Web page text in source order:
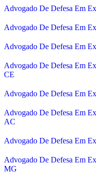
Advogado De Defesa Em
Advogado De Defesa Em
Advogado De Defesa Em
Advogado De Defesa Em
CE
Advogado De Defesa Em
Advogado De Defesa Em
AC
Advogado De Defesa Em
Advogado De Defesa Em
MG